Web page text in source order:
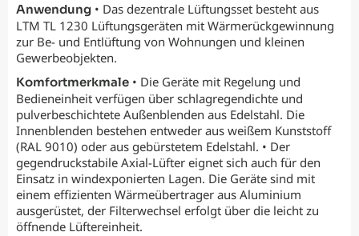
Anwendung • Das dezentrale Lüftungsset besteht aus
LTM TL 1230 Lüftungsgeräten mit Wärmerückgewinnung
zur Be- und Entlüftung von Wohnungen und kleinen
Gewerbeobjekten.
Komfortmerkmale • Die Geräte mit Regelung und
Bedieneinheit verfügen über schlagregendichte und
pulverbeschichtete Außenblenden aus Edelstahl. Die
Innenblenden bestehen entweder aus weißem Kunststoff
(RAL 9010) oder aus gebürstetem Edelstahl. • Der
gegendruckstabile Axial-Lüfter eignet sich auch für den
Einsatz in windexponierten Lagen. Die Geräte sind mit
einem effizienten Wärmeübertrager aus Aluminium
ausgerüstet, der Filterwechsel erfolgt über die leicht zu
öffnende Lüftereinheit.